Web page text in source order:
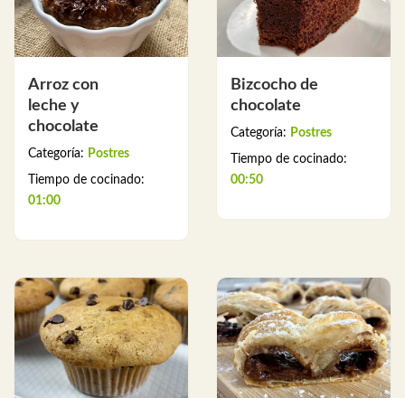
Arroz con
leche y
chocolate
Categoría: Postres
Tiempo de cocinado:
01:00
Bizcocho de
chocolate
Categoría: Postres
Tiempo de cocinado:
00:50